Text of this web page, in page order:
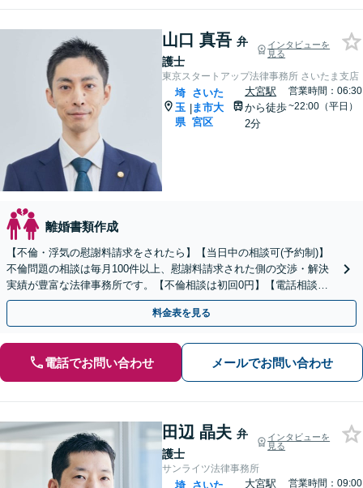
山口 真吾 弁
護士
インタビューを
見る
東京スタートアップ法律事務所 さいたま支店
埼
玉
県
|
さいた
ま市大
宮区
大宮駅
から徒歩
2分
営業時間：06:30
~22:00（平日）
離婚書類作成
【不倫・浮気の慰謝料請求をされたら】【当日中の相談可(予約制)】
不倫問題の相談は毎月100件以上、慰謝料請求された側の交渉・解決
実績が豊富な法律事務所です。【不倫相談は初回0円】【電話相談で
ご契約まで対応可/来所不要】
料金表を見る
電話でお問い合わせ メールでお問い合わせ
田辺 晶夫 弁
護士
インタビューを
見る
サンライツ法律事務所
埼 さいた 大宮駅 営業時間：09:00